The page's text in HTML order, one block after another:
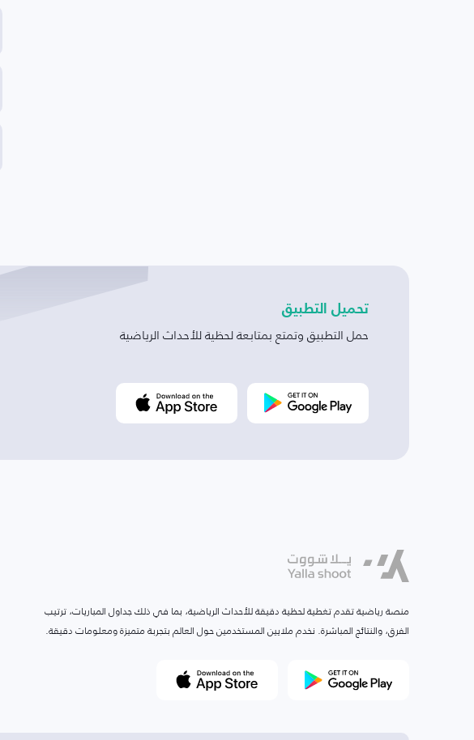
تحميل التطبيق
حمل التطبيق وتمتع بمتابعة لحظية للأحداث الرياضية
منصة رياضية تقدم تغطية لحظية دقيقة للأحداث الرياضية، بما في ذلك جداول المباريات، ترتيب
الفرق، والنتائج المباشرة. نخدم ملايين المستخدمين حول العالم بتجربة متميزة ومعلومات دقيقة.